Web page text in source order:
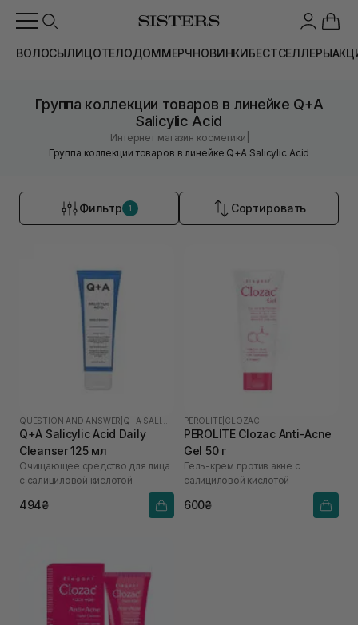
ВОЛОСЫЛИЦОТЕЛОДОММЕРЧНОВИНКИБЕСТСЕЛЛЕРЫ
Группа коллекции товаров в линейке Q+A
Salicylic Acid
Интернет магазин косметики
Группа коллекции товаров в линейке Q+A Salicylic Acid
Фильтр 1 Сортировать
QUESTION AND ANSWER
Q+A Salicylic Acid Daily
Cleanser 125 мл
Очищающее средство для лица
с салициловой кислотой
494₴
PEROLITE CLOZAC
PEROLITE Clozac Anti-Acne
Gel 50 г
Гель-крем против акне с
салициловой кислотой
600₴